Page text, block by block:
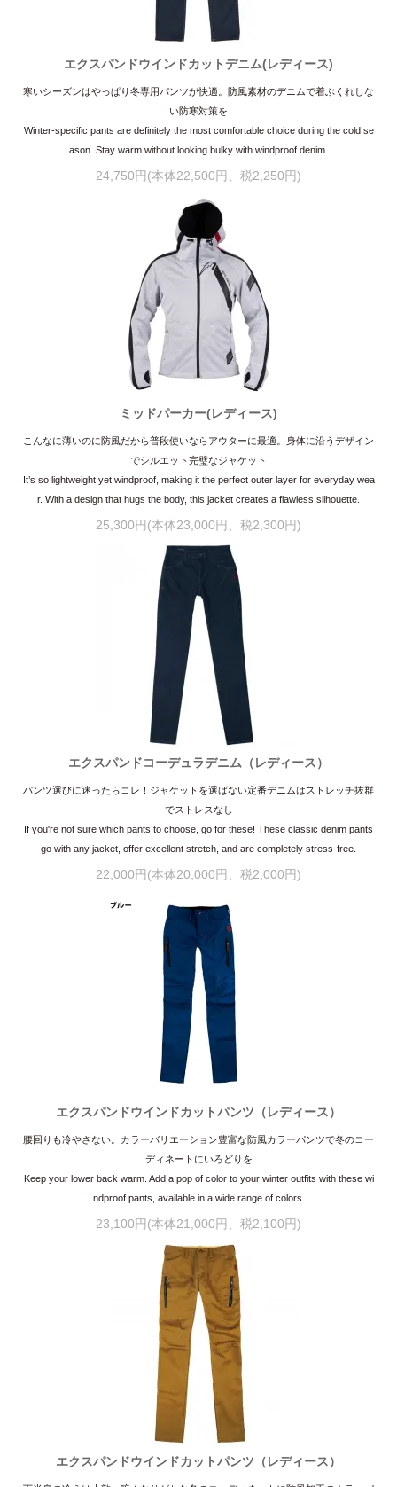
エクスパンドウインドカットデニム(レディース)
寒いシーズンはやっぱり冬専用パンツが快適。防風素材のデニムで着ぶくれしな
い防寒対策を
Winter-specific pants are definitely the most comfortable choice during the cold se
ason. Stay warm without looking bulky with windproof denim.
24,750円(本体22,500円、税2,250円)
ミッドパーカー(レディース)
こんなに薄いのに防風だから普段使いならアウターに最適。身体に沿うデザイン
でシルエット完璧なジャケット
It’s so lightweight yet windproof, making it the perfect outer layer for everyday wea
r. With a design that hugs the body, this jacket creates a flawless silhouette.
25,300円(本体23,000円、税2,300円)
エクスパンドコーデュラデニム（レディース）
パンツ選びに迷ったらコレ！ジャケットを選ばない定番デニムはストレッチ抜群
でストレスなし
If you're not sure which pants to choose, go for these! These classic denim pants
go with any jacket, offer excellent stretch, and are completely stress-free.
22,000円(本体20,000円、税2,000円)
エクスパンドウインドカットパンツ（レディース）
腰回りも冷やさない。カラーバリエーション豊富な防風カラーパンツで冬のコー
ディネートにいろどりを
Keep your lower back warm. Add a pop of color to your winter outfits with these wi
ndproof pants, available in a wide range of colors.
23,100円(本体21,000円、税2,100円)
エクスパンドウインドカットパンツ（レディース）